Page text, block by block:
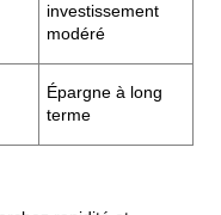
investissement
modéré
Épargne à long
terme